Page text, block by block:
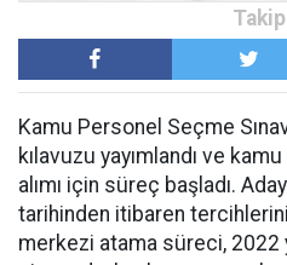
Kamu Personel Seçme
kılavuzu yayımlandı ve
alımı için süreç başladı.
tarihinden itibaren
merkezi atama süreci, 2022